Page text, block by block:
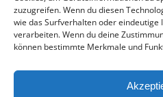
zuzugreifen. Wenn du diesen
wie das Surfverhalten oder eindeutige
verarbeiten. Wenn du deine
können bestimmte Merkmale und
Links
» Kontakt
» Datenschutz